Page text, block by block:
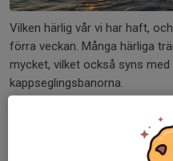
Vilken härlig vår vi har haft,
förra veckan. Många härliga
mycket, vilket också syns
kappseglingsbanorna.